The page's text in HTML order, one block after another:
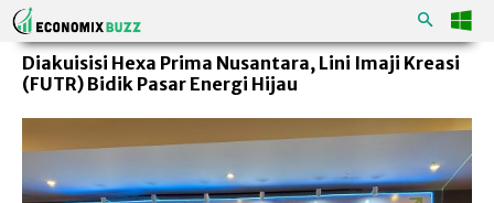
Diakuisisi Hexa Prima Nusantara, Lini Imaji Kreasi
(FUTR) Bidik Pasar Energi Hijau